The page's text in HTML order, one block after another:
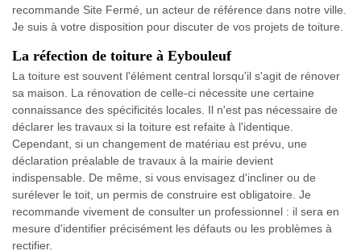
recommande Site Fermé, un acteur de référence dans notre ville.
Je suis à votre disposition pour discuter de vos projets de toiture.
La réfection de toiture à Eybouleuf
La toiture est souvent l'élément central lorsqu'il s'agit de rénover
sa maison. La rénovation de celle-ci nécessite une certaine
connaissance des spécificités locales. Il n'est pas nécessaire de
déclarer les travaux si la toiture est refaite à l'identique.
Cependant, si un changement de matériau est prévu, une
déclaration préalable de travaux à la mairie devient
indispensable. De même, si vous envisagez d'incliner ou de
surélever le toit, un permis de construire est obligatoire. Je
recommande vivement de consulter un professionnel : il sera en
mesure d'identifier précisément les défauts ou les problèmes à
rectifier.